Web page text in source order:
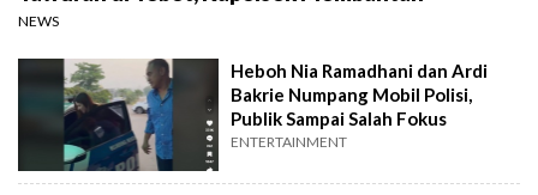
NEWS
Heboh Nia Ramadhani dan Ardi
Bakrie Numpang Mobil Polisi,
Publik Sampai Salah Fokus
ENTERTAINMENT